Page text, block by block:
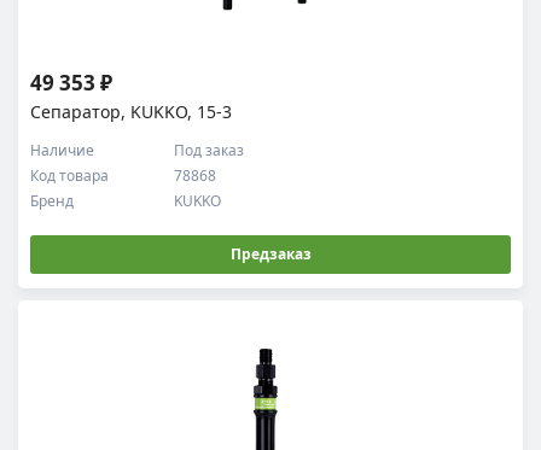
Сепаратор, KUKKO, 15-3
Код товара 78868
Наличие Под заказ
Бренд KUKKO
49 353 ₽
Предзаказ